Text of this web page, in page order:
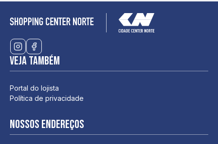
Veja também
Portal do lojista
Política de privacidade
Nossos endereços